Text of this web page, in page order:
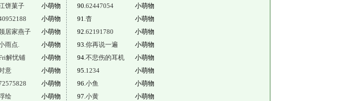
饼菓子
小萌物
小萌物
居家燕子
小萌物
雨点.
小萌物
解忧铺
小萌物
意
小萌物
小萌物
绘
小萌物
90.62447054
小萌物
91.杳
小萌物
92.62191780
小萌物
93.你再说一遍
小萌物
94.不悲伤的耳机
小萌物
95.1234
小萌物
96.小鱼
小萌物
97.小黄
小萌物